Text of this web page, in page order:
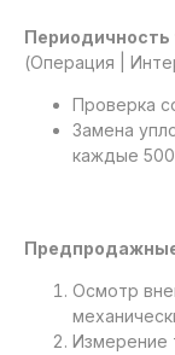
Периодичность
(Операция |
Проверка
Замена
каждые
Осмотр
Измерение